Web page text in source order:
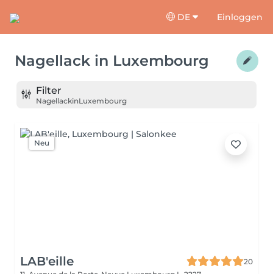
DE Einloggen
Nagellack in Luxembourg
Filter
NagellackinLuxembourg
Neu
LAB'eille
20